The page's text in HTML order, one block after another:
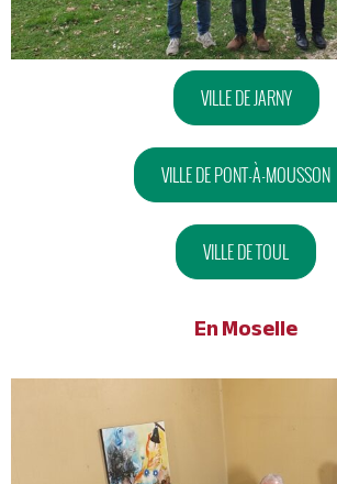
VILLE DE JARNY
VILLE DE PONT-À-MOUSSON
VILLE DE TOUL
En Moselle